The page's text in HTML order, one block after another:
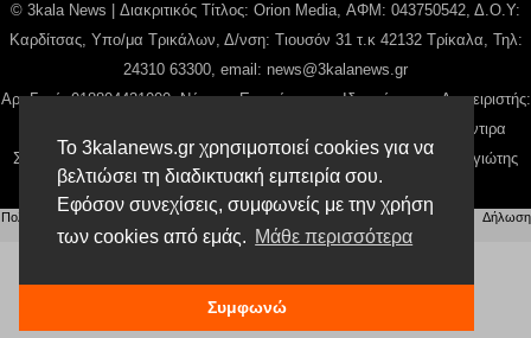
Το 3kalanews.gr χρησιμοποιεί cookies για να
βελτιώσει τη διαδικτυακή εμπειρία σου.
Εφόσον συνεχίσεις, συμφωνείς με την χρήση
των cookies από εμάς. Μάθε περισσότερα
Συμφωνώ
© 3kala News | Διακριτικός Τίτλος: Orion Media, ΑΦΜ: 043750542, Δ.Ο.Υ:
Καρδίτσας, Υπο/μα Τρικάλων, Δ/νση: Τιουσόν 31 τ.κ 42132 Τρίκαλα, Τηλ:
24310 63300, email: news@3kalanews.gr
Αρ. Γεμή: 018804431000, Νόμιμος Εκπρόσωπος, Ιδιοκτήτης και Διαχειριστής:
Παναγιώτης Φιλίππου, Διευθύντρια: Γιαννουσά Βασιλική, Διευθύντιρα
Σύνταξης: Μπαλαμπάνη Βασιλική. Δικαιούχος domain name Παναγιώτης
Φιλίππου
Πολιτική απορρήτου Αίτηση Διαχείρισης Προσωπικών Δεδομένων |Όροι χρήσης
Δήλωση
Συμμόρφωσης